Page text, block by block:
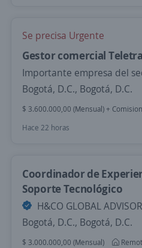
Se precisa Urgente
Gestor comercial
Importante empresa del
Bogotá, D.C., Bogotá, D.C.
$ 3.600.000,00 (Mensual) +
Hace 22 horas
Coordinador de
Soporte Tecnológico
H&CO GLOBAL
Bogotá, D.C., Bogotá, D.C.
$ 3.000.000,00 (Mensual)